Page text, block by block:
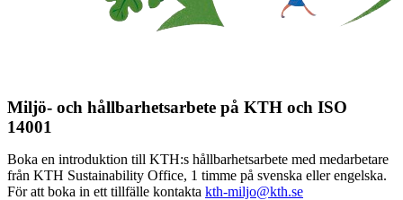
Miljö- och hållbarhetsarbete på KTH och ISO
14001
Boka en introduktion till KTH:s hållbarhetsarbete med medarbetare
från KTH Sustainability Office, 1 timme på svenska eller engelska.
För att boka in ett tillfälle kontakta kth-miljo@kth.se